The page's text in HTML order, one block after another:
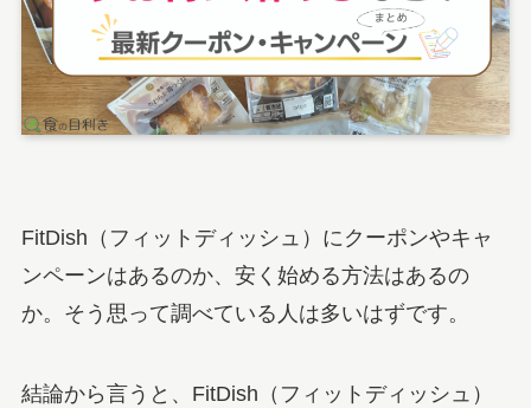
FitDish（フィットディッシュ）にクーポンやキャ
ンペーンはあるのか、安く始める方法はあるの
か。そう思って調べている人は多いはずです。
結論から言うと、FitDish（フィットディッシュ）